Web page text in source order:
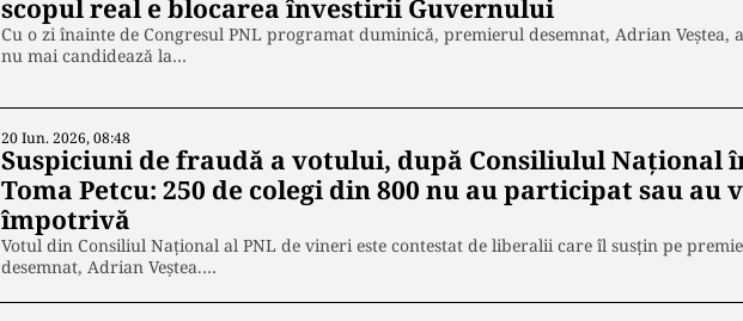
scopul real e blocarea învestirii Guvernului
Cu o zi înainte de Congresul PNL programat duminică, premierul desemnat, Adrian Veștea,
nu mai candidează la…
20 Iun. 2026, 08:48
Suspiciuni de fraudă a votului, după Consiliulul Național
Toma Petcu: 250 de colegi din 800 nu au participat sau au
împotrivă
Votul din Consiliul Național al PNL de vineri este contestat de liberalii care îl susțin pe
desemnat, Adrian Veștea.…